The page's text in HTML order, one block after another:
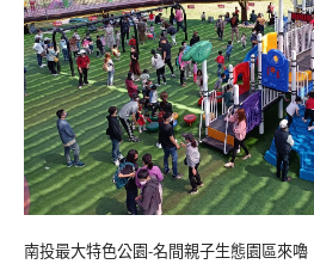
南投最大特色公園-名間親子生態園區來